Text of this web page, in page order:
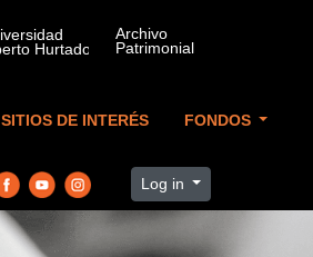
SITIOS DE INTERÉS FONDOS
Log in